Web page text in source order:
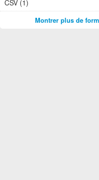
CSV (1)
Montrer plus de